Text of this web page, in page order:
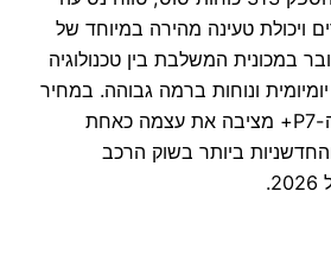
ויכולת טעינה מהירה במיוחד של
מדובר במכונית המשלבת בין טכנולוגיה
ונוחות ברמה גבוהה. במחיר
של 199,990 שקל, ה-P7+ מציבה את עצמה כאחת
ביותר בשוק הרכב